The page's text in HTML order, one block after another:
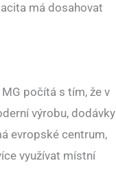
má dosahovat
počítá s tím, že v
výrobu, dodávky
evropské centrum,
využívat místní